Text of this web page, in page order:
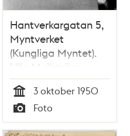
Hantverkargatan 5,
Myntverket
(Kungliga Myntet).
Ulla Mellström
kontrollstämplar
silversmycken
Tid
3 oktober 1950
Typ
Foto